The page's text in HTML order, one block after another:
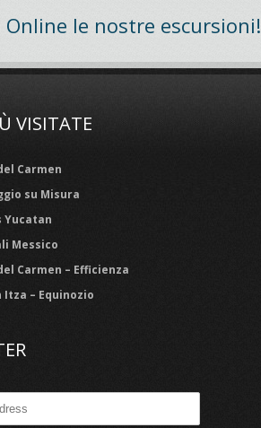
Online le nostre escursioni!
VISITATE
Carmen
su Misura
Yucatan
Messico
Carmen – Efficienza
Itza – Equinozio